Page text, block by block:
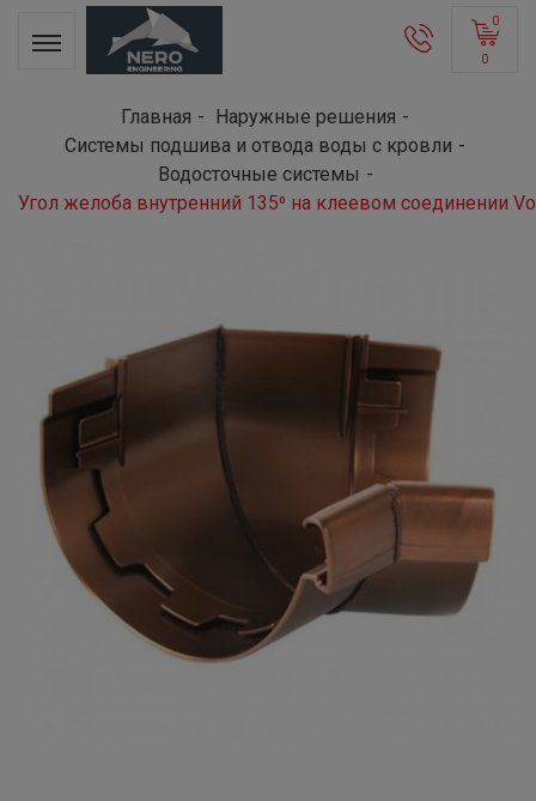
0
0
Главная
Наружные решения
Системы подшива и отвода воды с кровли
Водосточные системы
Угол желоба внутренний 135⁰ на клеевом соединении